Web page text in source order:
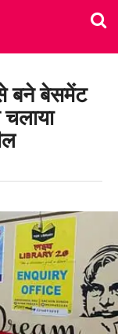
बने बेसमेंट